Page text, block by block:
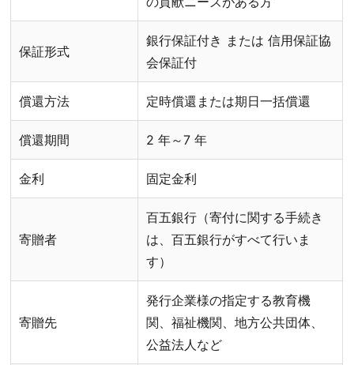
保証形式
銀行保証付き または 信用保証協
会保証付
償還方法 定時償還または期日一括償還
償還期間 2 年～7 年
金利 固定金利
寄贈者
百五銀行（寄付に関する手続き
は、百五銀行がすべて行いま
す）
寄贈先
発行企業様の指定する教育機
関、福祉機関、地方公共団体、
公益法人など